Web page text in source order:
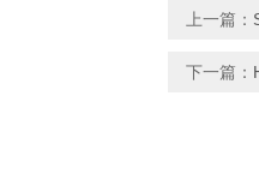
上一篇：
下一篇：